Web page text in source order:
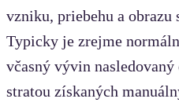
vzniku, priebehu a obrazu
Typicky je zrejme
včasný vývin
stratou získaných